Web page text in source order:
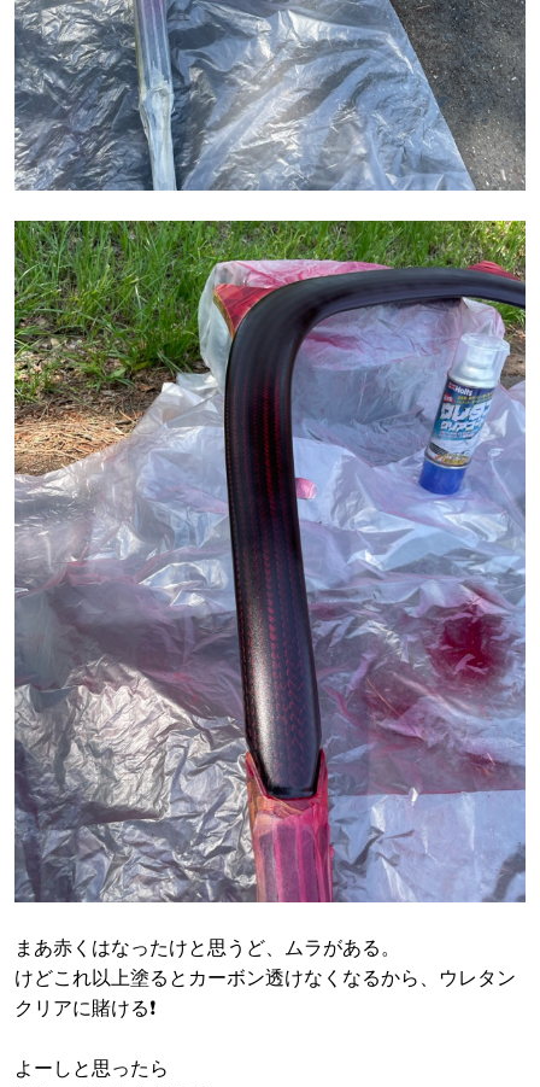
まあ赤くはなったけと思うど、ムラがある。
けどこれ以上塗るとカーボン透けなくなるから、ウレタン
クリアに賭ける❗️
よーしと思ったら